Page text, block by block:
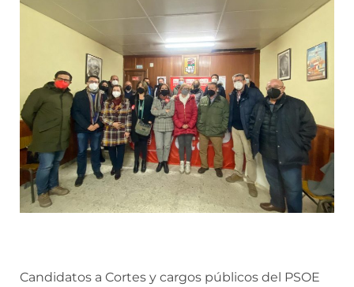
Candidatos a Cortes y cargos públicos del PSOE